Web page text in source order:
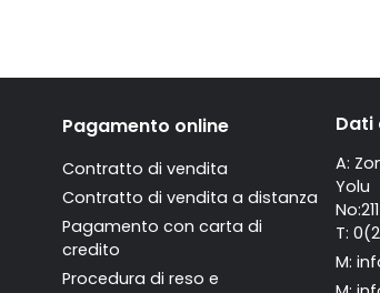
Pagamento online
Contratto di vendita
Contratto di vendita a distanza
Pagamento con carta di
credito
Procedura di reso e
Dati
A:
Yolu
T:
M: